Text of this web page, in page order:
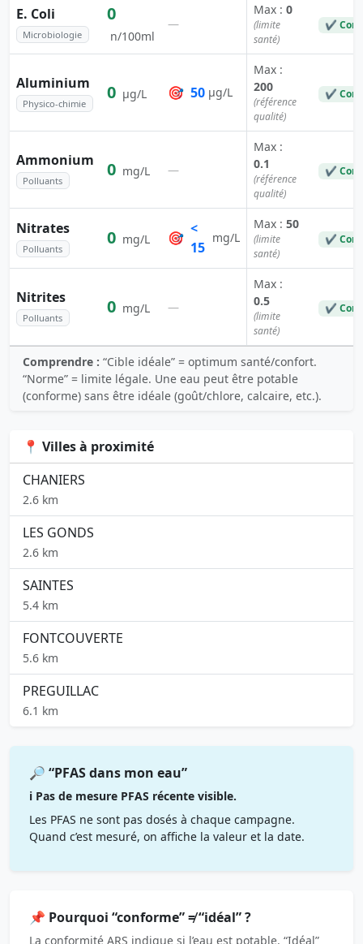
E. Coli
Microbiologie
0
n/100ml
—
Max : 0
(limite
santé)
✔
Aluminium
Physico-chimie
0 µg/L 🎯 50 µg/L
Max :
200
(référence
qualité)
✔
Ammonium
Polluants
0 mg/L —
Max :
0.1
(référence
qualité)
✔
Nitrates
Polluants
0 mg/L 🎯
<
15
mg/L
Max : 50
(limite
santé)
✔
Nitrites
Polluants
0 mg/L —
Max :
0.5
(limite
santé)
✔
Comprendre : “Cible idéale” = optimum santé/confort.
“Norme” = limite légale. Une eau peut être potable
(conforme) sans être idéale (goût/chlore, calcaire, etc.).
📍 Villes à proximité
CHANIERS
2.6 km
LES GONDS
2.6 km
SAINTES
5.4 km
FONTCOUVERTE
5.6 km
PREGUILLAC
6.1 km
🔎 “PFAS dans mon eau”
ℹ️ Pas de mesure PFAS récente visible.
Les PFAS ne sont pas dosés à chaque campagne.
Quand c’est mesuré, on affiche la valeur et la date.
📌 Pourquoi “conforme” ≠ “idéal” ?
La conformité ARS indique si l’eau est potable. “Idéal”